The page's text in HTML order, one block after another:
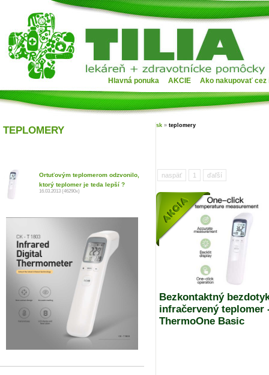
Hlavná ponuka AKCIE Ako nakupovať cez
sk » teplomery
naspäť 1 ďaľší
Bezkontaktný
infračervený teplomer
ThermoOne Basic
TEPLOMERY
Ortuťovým teplomerom odzvonilo,
ktorý teplomer je teda lepší ?
16.03.2013 (46290x)